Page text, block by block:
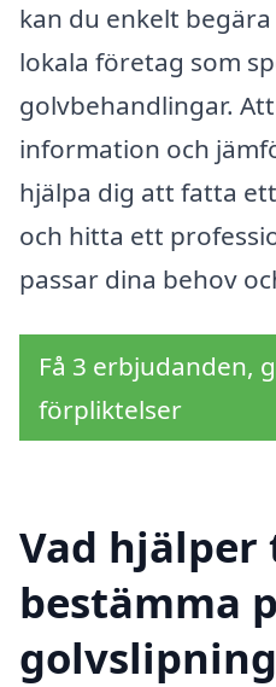
kan du enkelt
lokala företag som
golvbehandlingar.
information och
hjälpa dig att fatta
och hitta ett
passar dina behov
Få 3 erbjudanden,
förpliktelser
Vad
bestämma